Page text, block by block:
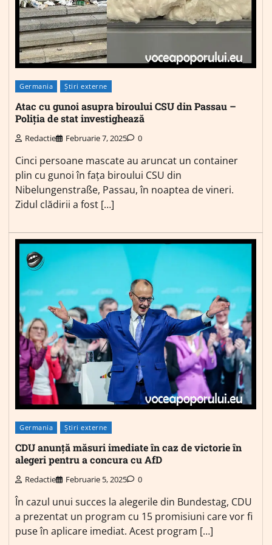
Germania Știri externe
Atac cu gunoi asupra biroului CSU din Passau –
Poliția de stat investighează
Redactie Februarie 7, 2025 0
Cinci persoane mascate au aruncat un container
plin cu gunoi în fața biroului CSU din
Nibelungenstraße, Passau, în noaptea de vineri.
Zidul clădirii a fost […]
Germania Știri externe
CDU anunță măsuri imediate în caz de victorie în
alegeri pentru a concura cu AfD
Redactie Februarie 5, 2025 0
În cazul unui succes la alegerile din Bundestag, CDU
a prezentat un program cu 15 promisiuni care vor fi
puse în aplicare imediat. Acest program […]